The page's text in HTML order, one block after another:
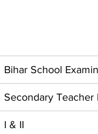
Bihar School
Secondary
I & II